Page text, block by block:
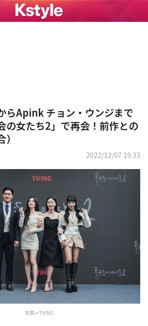
らApink チョン・ウンジまで
の女たち2」で再会！前作との
2022/12/07 19:33
写真＝TVING